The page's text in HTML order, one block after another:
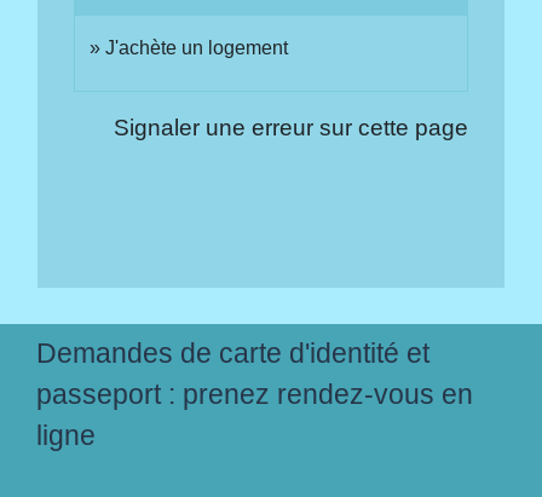
J'achète un logement
Signaler une erreur sur cette page
Demandes de carte d'identité et
passeport : prenez rendez-vous en
ligne